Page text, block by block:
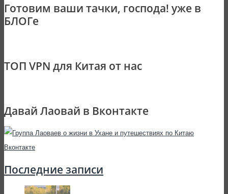
Готовим ваши тачки, господа! уже в
БЛОГе
ТОП VPN для Китая от нас
Давай Лаовай в Вконтакте
Последние записи